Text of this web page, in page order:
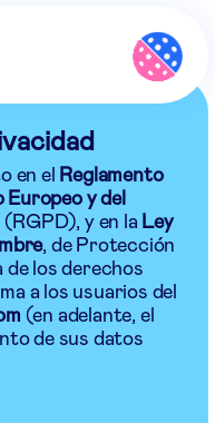
en el Reglamento
y del
(RGPD), y en la Ley
, de Protección
de los derechos
a los usuarios del
(en adelante, el
de sus datos